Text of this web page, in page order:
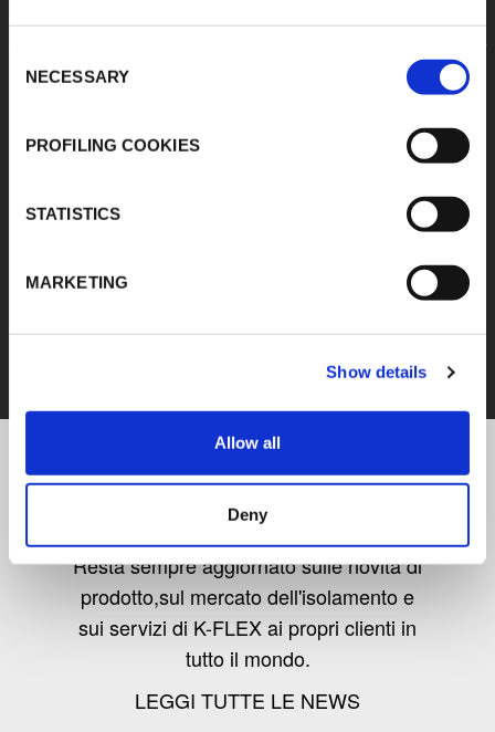
Selection
NECESSARY
PROFILING COOKIES
STATISTICS
MARKETING
Show details
Allow all
Deny
SCOPRI TUTTI I PRODOTTI
K-Flex news
Resta sempre aggiornato sulle novità di
prodotto,sul mercato dell'isolamento e
sui servizi di K-FLEX ai propri clienti in
tutto il mondo.
LEGGI TUTTE LE NEWS